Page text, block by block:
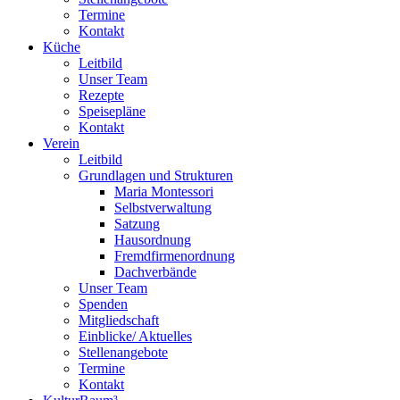
Termine
Kontakt
Küche
Leitbild
Unser Team
Rezepte
Speisepläne
Kontakt
Verein
Leitbild
Grundlagen und Strukturen
Maria Montessori
Selbstverwaltung
Satzung
Hausordnung
Fremdfirmenordnung
Dachverbände
Unser Team
Spenden
Mitgliedschaft
Einblicke/ Aktuelles
Stellenangebote
Termine
Kontakt